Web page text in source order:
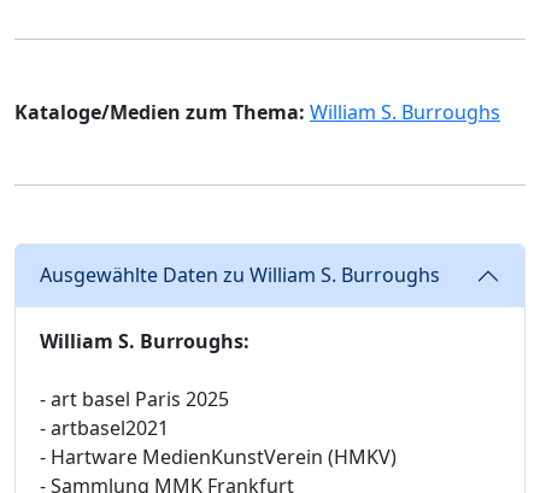
Kataloge/Medien zum Thema: William S. Burroughs
Ausgewählte Daten zu William S. Burroughs
William S. Burroughs:
- art basel Paris 2025
- artbasel2021
- Hartware MedienKunstVerein (HMKV)
- Sammlung MMK Frankfurt